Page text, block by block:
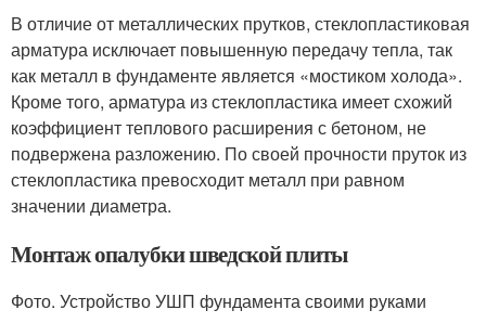
В отличие от металлических прутков, стеклопластиковая
арматура исключает повышенную передачу тепла, так
как металл в фундаменте является «мостиком холода».
Кроме того, арматура из стеклопластика имеет схожий
коэффициент теплового расширения с бетоном, не
подвержена разложению. По своей прочности пруток из
стеклопластика превосходит металл при равном
значении диаметра.
Монтаж опалубки шведской плиты
Фото. Устройство УШП фундамента своими руками